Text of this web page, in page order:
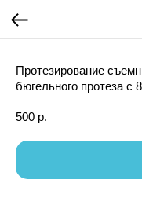
Протезирование
бюгельного протеза с
500 р.